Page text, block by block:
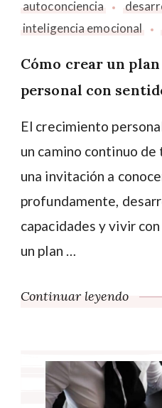
autoconciencia
inteligencia emocional
Cómo crear un
personal con
El crecimiento
un camino continuo
una invitación a
profundamente,
capacidades y vivir
un plan …
Continuar leyendo